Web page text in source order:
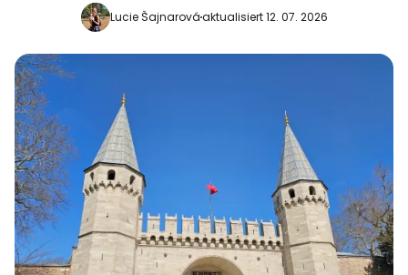
Lucie Šajnarováaktualisiert 12. 07. 2026
Weiter mit Google
Weiter mit E-Mail